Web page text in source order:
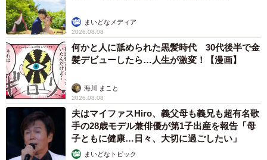
まいどなメディア
2026.08.08
何かと人に舐められた黒髪時代 30代後半で金
髪デビューしたら…人生が激変！【漫画】
海川 まこと
2026.08.08
夫はマイファスHiro、義父母も義兄も超有名歌
手の28歳モデル兼俳優が第1子出産を報告「母
子ともに健康…日々、大切に過ごしたい」
まいどなトピック